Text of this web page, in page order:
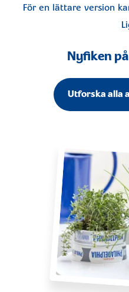
För en lättare version
Nyfiken
Utforska alla